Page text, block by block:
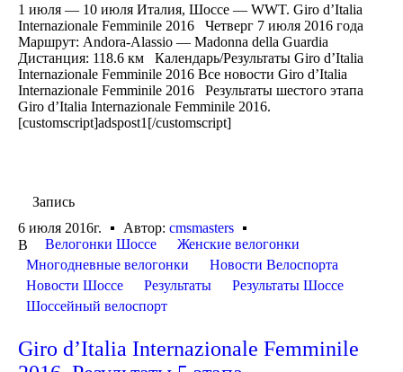
1 июля — 10 июля Италия, Шоссе — WWT. Giro d’Italia
Internazionale Femminile 2016 Четверг 7 июля 2016 года
Маршрут: Andora-Alassio — Madonna della Guardia
Дистанция: 118.6 км Календарь/Результаты Giro d’Italia
Internazionale Femminile 2016 Все новости Giro d’Italia
Internazionale Femminile 2016 Результаты шестого этапа
Giro d’Italia Internazionale Femminile 2016.
[customscript]adspost1[/customscript]
Запись
6 июля 2016г.
Автор: cmsmasters
В
Велогонки Шоссе
Женские велогонки
Многодневные велогонки
Новости Велоспорта
Новости Шоссе
Результаты
Результаты Шоссе
Шоссейный велоспорт
Giro d’Italia Internazionale Femminile